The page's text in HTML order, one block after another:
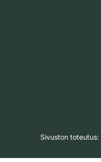
Sivuston toteutus: